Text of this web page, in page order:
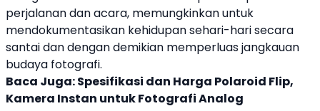
perjalanan dan acara, memungkinkan untuk
mendokumentasikan kehidupan sehari-hari secara
santai dan dengan demikian memperluas jangkauan
budaya fotografi.
Baca Juga:Spesifikasi dan Harga Polaroid Flip,
Kamera Instan untuk Fotografi Analog